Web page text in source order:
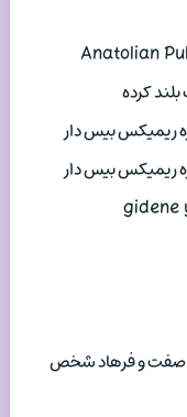
کرده
ریمیکس بیس دار
ریمیکس بیس دار
صفت و فرهاد شخص